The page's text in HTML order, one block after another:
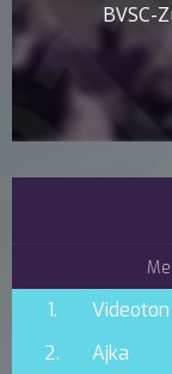
BVSC-
1. Videoton
2.
Ajka